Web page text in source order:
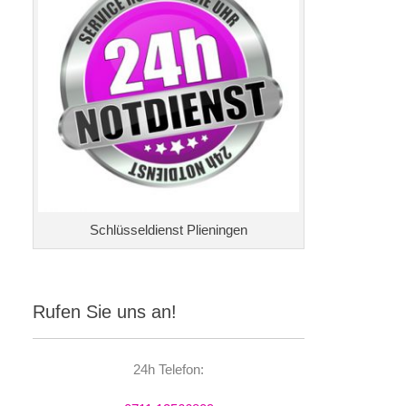
Schlüsseldienst Plieningen
Rufen Sie uns an!
24h Telefon: